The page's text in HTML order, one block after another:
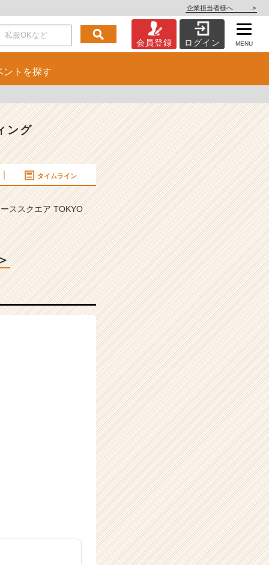
企業担当者様へ >
会員登録 ログイン MENU
ント を探す
ング
タイムライン
ススクエア TOKYO